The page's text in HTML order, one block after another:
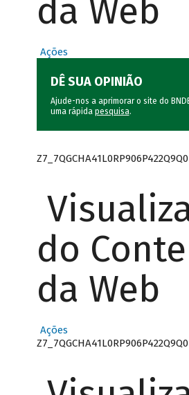
da Web
Ações
DÊ SUA OPINIÃO
Ajude-nos a aprimorar o site do
uma rápida pesquisa.
do
da Web
Ações